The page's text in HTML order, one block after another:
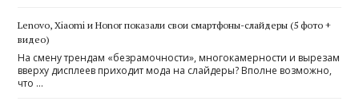
Lenovo, Xiaomi и Honor показали свои смартфоны-слайдеры (5 фото +
видео)
На смену трендам «безрамочности», многокамерности и вырезам
вверху дисплеев приходит мода на слайдеры? Вполне возможно,
что …